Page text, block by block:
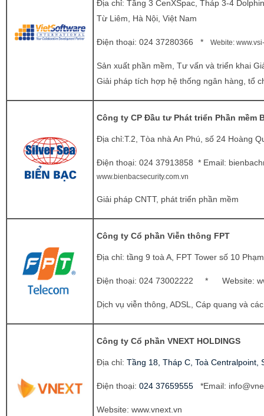
Địa chỉ: Tầng 3 CenXSpac, Tháp 3-4
Từ Liêm, Hà Nội, Việt Nam
Điện thoại: 024 37280366 * Webite:
Sản xuất phần mềm, Tư vấn và triển khai
Giải pháp tích hợp hệ thống ngân hàng, tổ
Công ty CP Đầu tư Phát triển Phần mềm
Địa chỉ:T.2, Tòa nhà An Phú, số 24 Hoàng
Điện thoại: 024 37913858 * Email:
www.bienbacsecurity.com.vn
Giải pháp CNTT, phát triển phần mềm
Công ty Cổ phần Viễn thông FPT
Địa chỉ: tầng 9 toà A, FPT Tower số 10
Điện thoại: 024 73002222 * Website:
Dịch vụ viễn thông, ADSL, Cáp quang và
Công ty Cổ phần VNEXT HOLDINGS
Địa chỉ: Tầng 18, Tháp C, Toà Centralpoint,
Điện thoại: 024 37659555 *Email:
Website: www.vnext.vn